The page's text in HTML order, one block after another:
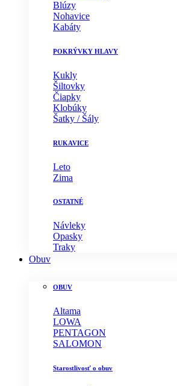
Blúzy
Nohavice
Kabáty
POKRÝVKY HLAVY
Kukly
Šiltovky
Čiapky
Klobúky
Šatky / Šály
RUKAVICE
Leto
Zima
OSTATNÉ
Návleky
Opasky
Traky
Obuv
OBUV
Altama
LOWA
PENTAGON
SALOMON
Starostlivosť o obuv